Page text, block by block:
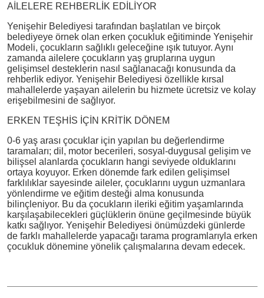
AİLELERE REHBERLİK EDİLİYOR
Yenişehir Belediyesi tarafından başlatılan ve birçok
belediyeye örnek olan erken çocukluk eğitiminde Yenişehir
Modeli, çocukların sağlıklı geleceğine ışık tutuyor. Aynı
zamanda ailelere çocukların yaş gruplarına uygun
gelişimsel desteklerin nasıl sağlanacağı konusunda da
rehberlik ediyor. Yenişehir Belediyesi özellikle kırsal
mahallelerde yaşayan ailelerin bu hizmete ücretsiz ve kolay
erişebilmesini de sağlıyor.
ERKEN TEŞHİS İÇİN KRİTİK DÖNEM
0-6 yaş arası çocuklar için yapılan bu değerlendirme
taramaları; dil, motor becerileri, sosyal-duygusal gelişim ve
bilişsel alanlarda çocukların hangi seviyede olduklarını
ortaya koyuyor. Erken dönemde fark edilen gelişimsel
farklılıklar sayesinde aileler, çocuklarını uygun uzmanlara
yönlendirme ve eğitim desteği alma konusunda
bilinçleniyor. Bu da çocukların ileriki eğitim yaşamlarında
karşılaşabilecekleri güçlüklerin önüne geçilmesinde büyük
katkı sağlıyor. Yenişehir Belediyesi önümüzdeki günlerde
de farklı mahallelerde yapacağı tarama programlarıyla erken
çocukluk dönemine yönelik çalışmalarına devam edecek.